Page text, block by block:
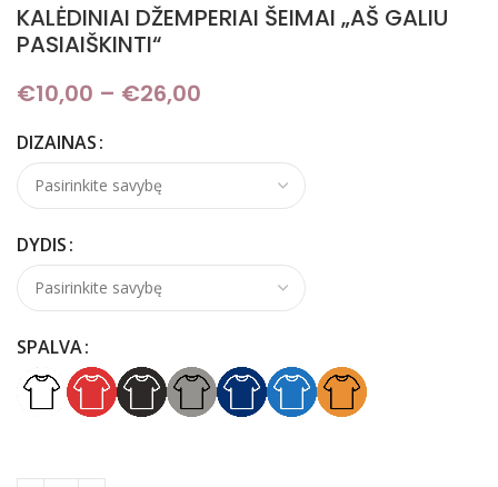
KALĖDINIAI DŽEMPERIAI ŠEIMAI „AŠ GALIU
PASIAIŠKINTI“
€10,00 – €26,00
DIZAINAS
DYDIS
SPALVA